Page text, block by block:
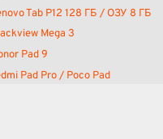
Tab P12 128 ГБ / ОЗУ 8 ГБ
Mega 3
Pad 9
Pad Pro / Poco Pad